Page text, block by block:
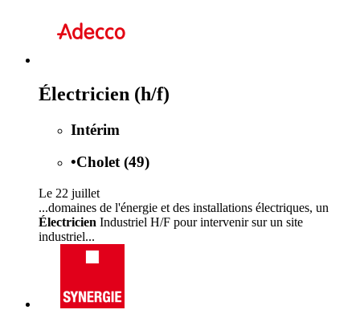
Électricien (h/f)
Intérim
•Cholet (49)
Le 22 juillet
...domaines de l'énergie et des installations électriques, un
Électricien Industriel H/F pour intervenir sur un site
industriel...